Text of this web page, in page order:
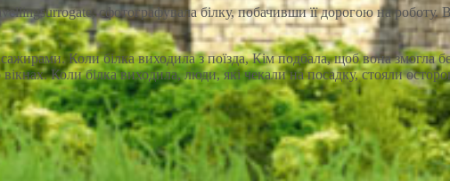
сфотографувала білку, побачивши її дорогою на
Коли білка виходила з поїзда, Кім подбала, щоб вона змогла
вікнах. Коли білка виходила, люди, які чекали на посадку, стояли